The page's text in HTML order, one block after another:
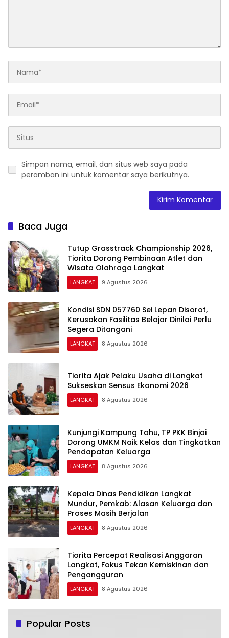
Simpan nama, email, dan situs web saya pada
peramban ini untuk komentar saya berikutnya.
Baca Juga
Tutup Grasstrack Championship 2026,
Tiorita Dorong Pembinaan Atlet dan
Wisata Olahraga Langkat
LANGKAT 9 Agustus 2026
Kondisi SDN 057760 Sei Lepan Disorot,
Kerusakan Fasilitas Belajar Dinilai Perlu
Segera Ditangani
LANGKAT 8 Agustus 2026
Tiorita Ajak Pelaku Usaha di Langkat
Sukseskan Sensus Ekonomi 2026
LANGKAT 8 Agustus 2026
Kunjungi Kampung Tahu, TP PKK Binjai
Dorong UMKM Naik Kelas dan Tingkatkan
Pendapatan Keluarga
LANGKAT 8 Agustus 2026
Kepala Dinas Pendidikan Langkat
Mundur, Pemkab: Alasan Keluarga dan
Proses Masih Berjalan
LANGKAT 8 Agustus 2026
Tiorita Percepat Realisasi Anggaran
Langkat, Fokus Tekan Kemiskinan dan
Pengangguran
LANGKAT 8 Agustus 2026
Popular Posts